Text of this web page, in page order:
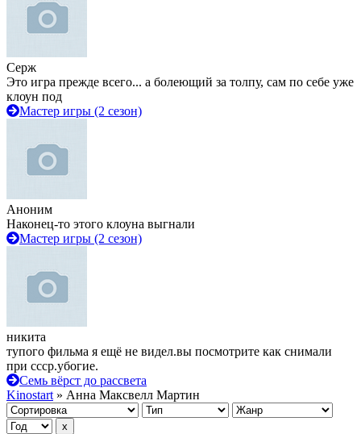
Серж
Это игра прежде всего... а болеющий за толпу, сам по себе уже
клоун под
Мастер игры (2 сезон)
Аноним
Наконец-то этого клоуна выгнали
Мастер игры (2 сезон)
никита
тупого фильма я ещё не видел.вы посмотрите как снимали
при ссср.убогие.
Семь вёрст до рассвета
Kinostart » Анна Максвелл Мартин